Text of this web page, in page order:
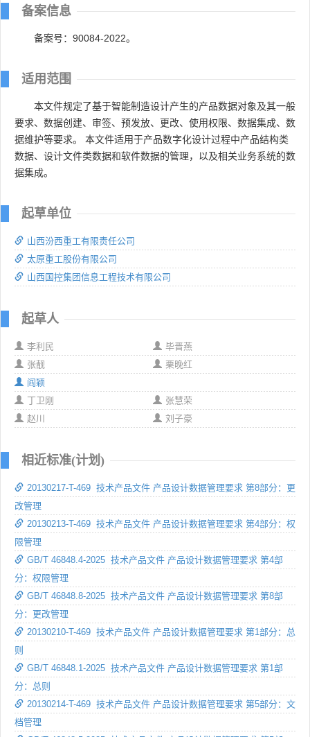
备案信息
备案号：90084-2022。
适用范围
本文件规定了基于智能制造设计产生的产品数据对象及其一般
要求、数据创建、审签、预发放、更改、使用权限、数据集成、数
据维护等要求。 本文件适用于产品数字化设计过程中产品结构类
数据、设计文件类数据和软件数据的管理，以及相关业务系统的数
据集成。
起草单位
山西汾西重工有限责任公司
太原重工股份有限公司
山西国控集团信息工程技术有限公司
起草人
李利民
毕晋燕
张靓
栗晚红
阎颖
丁卫刚
张慧荣
赵川
刘子豪
相近标准(计划)
20130217-T-469 技术产品文件 产品设计数据管理要求 第8部分：更
改管理
20130213-T-469 技术产品文件 产品设计数据管理要求 第4部分：权
限管理
GB/T 46848.4-2025 技术产品文件 产品设计数据管理要求 第4部
分：权限管理
GB/T 46848.8-2025 技术产品文件 产品设计数据管理要求 第8部
分：更改管理
20130210-T-469 技术产品文件 产品设计数据管理要求 第1部分：总
则
GB/T 46848.1-2025 技术产品文件 产品设计数据管理要求 第1部
分：总则
20130214-T-469 技术产品文件 产品设计数据管理要求 第5部分：文
档管理